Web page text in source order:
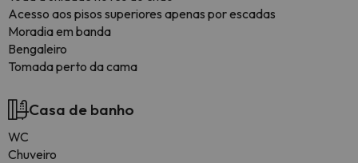
Acesso aos pisos superiores apenas por escadas
Moradia em banda
Bengaleiro
Tomada perto da cama
Casa de banho
WC
Chuveiro